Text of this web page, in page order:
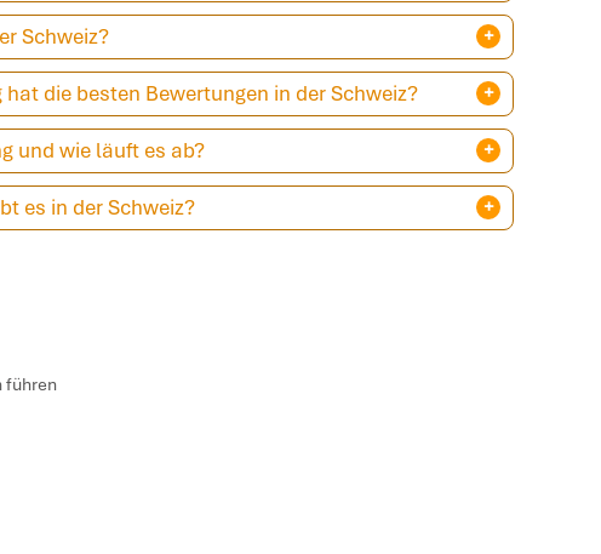
Schweiz?
die besten Bewertungen in der Schweiz?
und wie läuft es ab?
es in der Schweiz?
führen